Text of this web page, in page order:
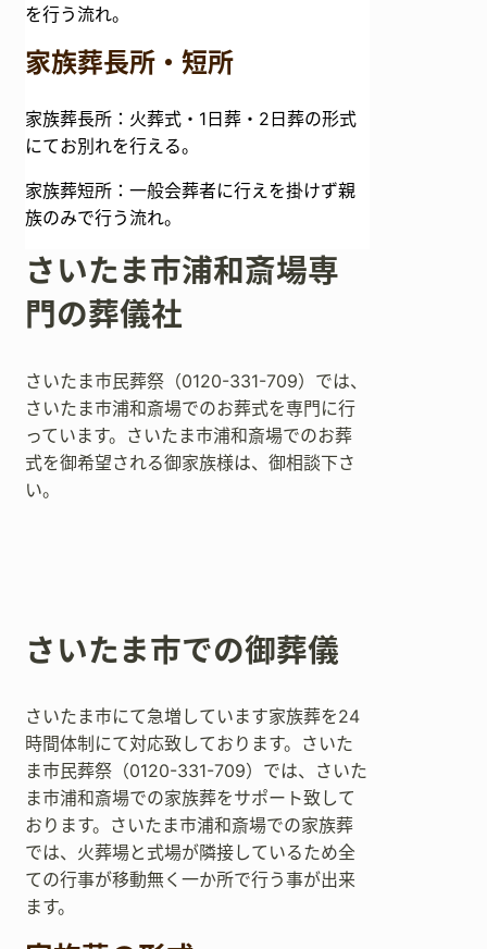
を行う流れ。
家族葬長所・短所
家族葬長所：火葬式・1日葬・2日葬の形式
にてお別れを行える。
家族葬短所：一般会葬者に行えを掛けず親
族のみで行う流れ。
さいたま市浦和斎場専
門の葬儀社
さいたま市民葬祭（0120-331-709）では、
さいたま市浦和斎場でのお葬式を専門に行
っています。さいたま市浦和斎場でのお葬
式を御希望される御家族様は、御相談下さ
い。
さいたま市での御葬儀
さいたま市にて急増しています家族葬を24
時間体制にて対応致しております。さいた
ま市民葬祭（0120-331-709）では、さいた
ま市浦和斎場での家族葬をサポート致して
おります。さいたま市浦和斎場での家族葬
では、火葬場と式場が隣接しているため全
ての行事が移動無く一か所で行う事が出来
ます。